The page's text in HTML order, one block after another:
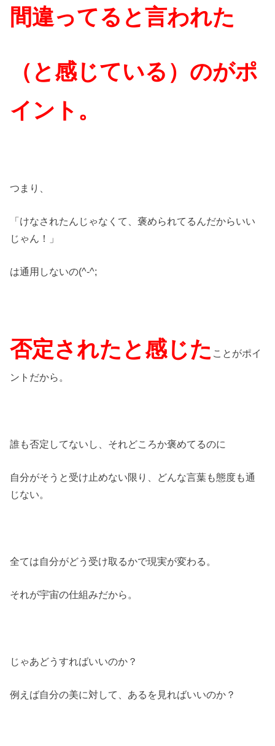
間違ってると言われた
（と感じている）のがポ
イント。
つまり、
「けなされたんじゃなくて、褒められてるんだからいい
じゃん！」
は通用しないの(^-^;
否定されたと感じた ことがポイ
ントだから。
誰も否定してないし、それどころか褒めてるのに
自分がそうと受け止めない限り、どんな言葉も態度も通
じない。
全ては自分がどう受け取るかで現実が変わる。
それが宇宙の仕組みだから。
じゃあどうすればいいのか？
例えば自分の美に対して、あるを見ればいいのか？